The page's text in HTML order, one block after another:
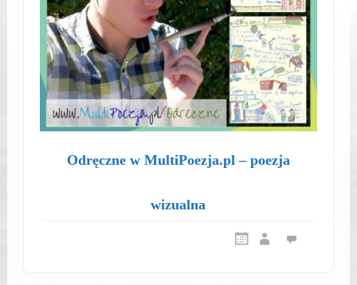
Odręczne w MultiPoezja.pl – poezja
wizualna